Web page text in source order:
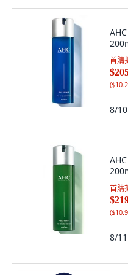
首購
(
8/
首購
(
8/